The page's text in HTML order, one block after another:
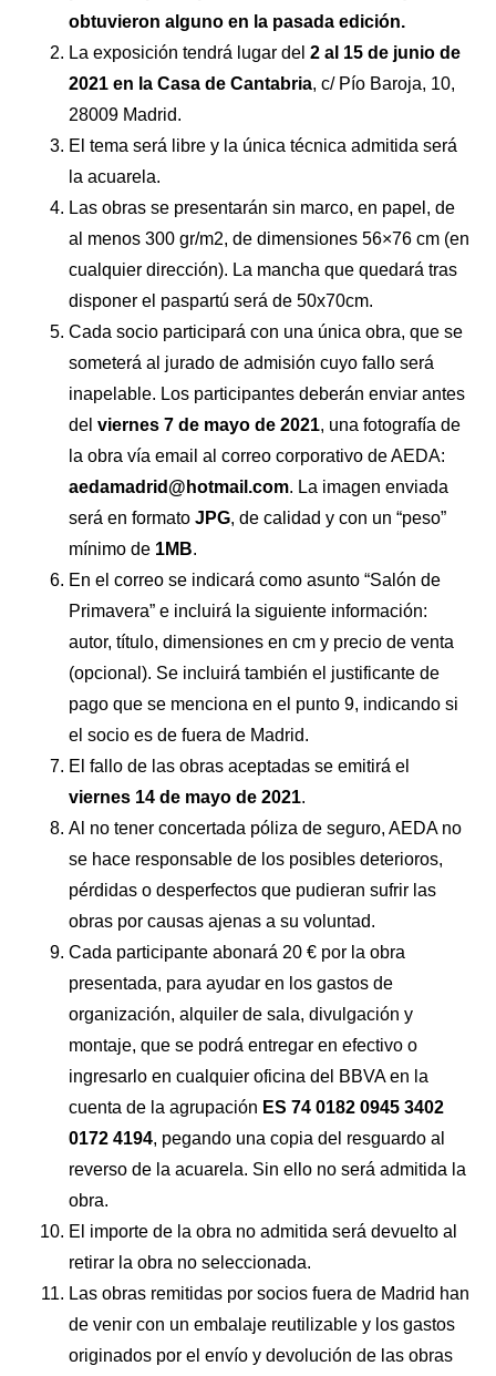
obtuvieron alguno en la pasada edición.
La exposición tendrá lugar del 2 al 15 de junio de
2021 en la Casa de Cantabria, c/ Pío Baroja, 10,
28009 Madrid.
El tema será libre y la única técnica admitida será
la acuarela.
Las obras se presentarán sin marco, en papel, de
al menos 300 gr/m2, de dimensiones 56×76 cm (en
cualquier dirección). La mancha que quedará tras
disponer el paspartú será de 50x70cm.
Cada socio participará con una única obra, que se
someterá al jurado de admisión cuyo fallo será
inapelable. Los participantes deberán enviar antes
delviernes 7 de mayo de 2021, una fotografía de
la obra vía email al correo corporativo de AEDA:
aedamadrid@hotmail.com. La imagen enviada
será en formatoJPG, de calidad y con un “peso”
mínimo de 1MB.
En el correo se indicará como asunto “Salón de
Primavera” e incluirá la siguiente información:
autor, título, dimensiones en cm y precio de venta
(opcional). Se incluirá también el justificante de
pago que se menciona en el punto 9, indicando si
el socio es de fuera de Madrid.
El fallo de las obras aceptadas se emitirá el
viernes 14 de mayo de 2021.
Al no tener concertada póliza de seguro, AEDA no
se hace responsable de los posibles deterioros,
pérdidas o desperfectos que pudieran sufrir las
obras por causas ajenas a su voluntad.
Cada participante abonará 20 € por la obra
presentada, para ayudar en los gastos de
organización, alquiler de sala, divulgación y
montaje, que se podrá entregar en efectivo o
ingresarlo en cualquier oficina del BBVA en la
cuenta de la agrupación ES 74 0182 0945 3402
0172 4194, pegando una copia del resguardo al
reverso de la acuarela. Sin ello no será admitida la
obra.
El importe de la obra no admitida será devuelto al
retirar la obra no seleccionada.
Las obras remitidas por socios fuera de Madrid han
de venir con un embalaje reutilizable y los gastos
originados por el envío y devolución de las obras